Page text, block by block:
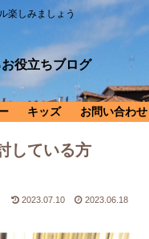
楽しみましょう
役立ちブログ
キッズ お問い合わせ
している方
2023.07.10 2023.06.18